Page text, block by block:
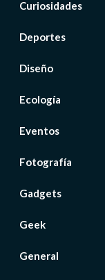
Curiosidades
Deportes
Diseño
Ecología
Eventos
Fotografía
Gadgets
Geek
General